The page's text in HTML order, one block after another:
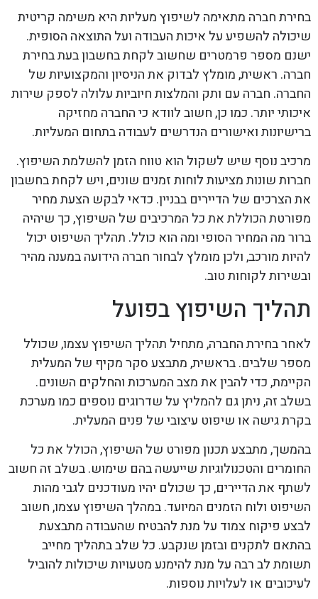
בחירת חברה מתאימה לשיפוץ מעליות היא משימה קריטית
שיכולה להשפיע על איכות העבודה ועל התוצאה הסופית.
ישנם מספר פרמטרים שחשוב לקחת בחשבון בעת בחירת
חברה. ראשית, מומלץ לבדוק את הניסיון והמקצועיות של
החברה. חברה עם ותק והמלצות חיוביות עלולה לספק שירות
איכותי יותר. כמו כן, חשוב לוודא כי החברה מחזיקה
ברישיונות ואישורים הנדרשים לעבודה בתחום המעליות.
מרכיב נוסף שיש לשקול הוא טווח הזמן להשלמת השיפוץ.
חברות שונות מציעות לוחות זמנים שונים, ויש לקחת בחשבון
את הצרכים של הדיירים בבניין. כדאי לבקש הצעת מחיר
מפורטת הכוללת את כל המרכיבים של השיפוץ, כך שיהיה
ברור מה המחיר הסופי ומה הוא כולל. תהליך השיפוט יכול
להיות מורכב, ולכן מומלץ לבחור חברה הידועה במענה מהיר
ובשירות לקוחות טוב.
תהליך השיפוץ בפועל
לאחר בחירת החברה, מתחיל תהליך השיפוץ עצמו, שכולל
מספר שלבים. בראשית, מתבצע סקר מקיף של המעלית
הקיימת, כדי להבין את מצב המערכות והחלקים השונים.
בשלב זה, ניתן גם להמליץ על שדרוגים נוספים כמו מערכת
בקרת גישה או שיפוט עיצובי של פנים המעלית.
בהמשך, מתבצע תכנון מפורט של השיפוץ, הכולל את כל
החומרים והטכנולוגיות שייעשה בהם שימוש. בשלב זה חשוב
לשתף את הדיירים, כך שכולם יהיו מעודכנים לגבי מהות
השיפוט ולוח הזמנים המיועד. במהלך השיפוץ עצמו, חשוב
לבצע פיקוח צמוד על מנת להבטיח שהעבודה מתבצעת
בהתאם לתקנים ובזמן שנקבע. כל שלב בתהליך מחייב
תשומת לב רבה על מנת להימנע מטעויות שיכולות להוביל
לעיכובים או לעלויות נוספות.